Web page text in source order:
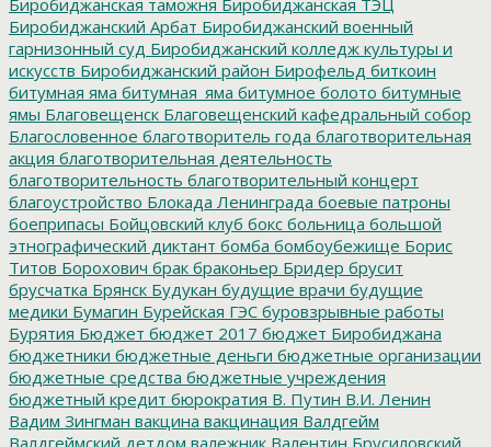
Биробиджанский Арбат Биробиджанский военный
гарнизонный суд Биробиджанский колледж культуры и
искусств Биробиджанский район Бирофельд биткоин
битумная яма битумная_яма битумное болото битумные
ямы Благовещенск Благовещенский кафедральный собор
Благословенное благотворитель года благотворительная
акция благотворительная деятельность
благотворительность благотворительный концерт
благоустройство Блокада Ленинграда боевые патроны
боеприпасы Бойцовский клуб бокс больница большой
этнографический диктант бомба бомбоубежище Борис
Титов Борохович брак браконьер Бридер брусит
брусчатка Брянск Будукан будущие врачи будущие
медики Бумагин Бурейская ГЭС буровзрывные работы
Бурятия Бюджет бюджет 2017 бюджет Биробиджана
бюджетники бюджетные деньги бюджетные организации
бюджетные средства бюджетные учреждения
бюджетный кредит бюрократия В. Путин В.И. Ленин
Вадим Зингман вакцина вакцинация Валдгейм
Валдгеймский детдом валежник Валентин Брусиловский